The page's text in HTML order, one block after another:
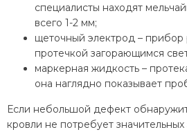
специалисты находят
всего 1-2 мм;
щеточный электрод – прибор
протечкой загорающимся
маркерная жидкость –
она наглядно показывает
Если небольшой дефект
кровли не потребует